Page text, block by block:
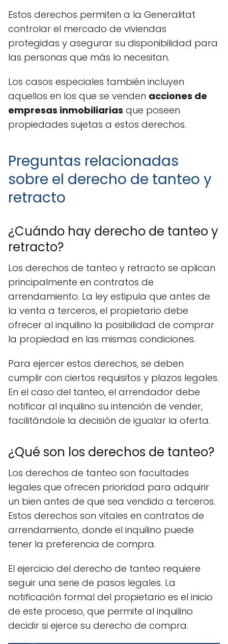
Estos derechos permiten a la Generalitat
controlar el mercado de viviendas
protegidas y asegurar su disponibilidad para
las personas que más lo necesitan.
Los casos especiales también incluyen
aquellos en los que se venden acciones de
empresas inmobiliarias que poseen
propiedades sujetas a estos derechos.
Preguntas relacionadas
sobre el derecho de tanteo y
retracto
¿Cuándo hay derecho de tanteo y
retracto?
Los derechos de tanteo y retracto se aplican
principalmente en contratos de
arrendamiento. La ley estipula que antes de
la venta a terceros, el propietario debe
ofrecer al inquilino la posibilidad de comprar
la propiedad en las mismas condiciones.
Para ejercer estos derechos, se deben
cumplir con ciertos requisitos y plazos legales.
En el caso del tanteo, el arrendador debe
notificar al inquilino su intención de vender,
facilitándole la decisión de igualar la oferta.
¿Qué son los derechos de tanteo?
Los derechos de tanteo son facultades
legales que ofrecen prioridad para adquirir
un bien antes de que sea vendido a terceros.
Estos derechos son vitales en contratos de
arrendamiento, donde el inquilino puede
tener la preferencia de compra.
El ejercicio del derecho de tanteo requiere
seguir una serie de pasos legales. La
notificación formal del propietario es el inicio
de este proceso, que permite al inquilino
decidir si ejerce su derecho de compra.